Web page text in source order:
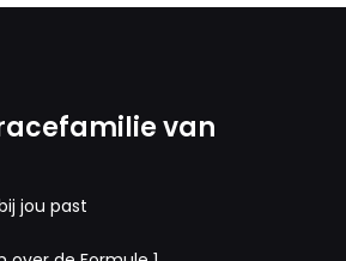
van
jou past